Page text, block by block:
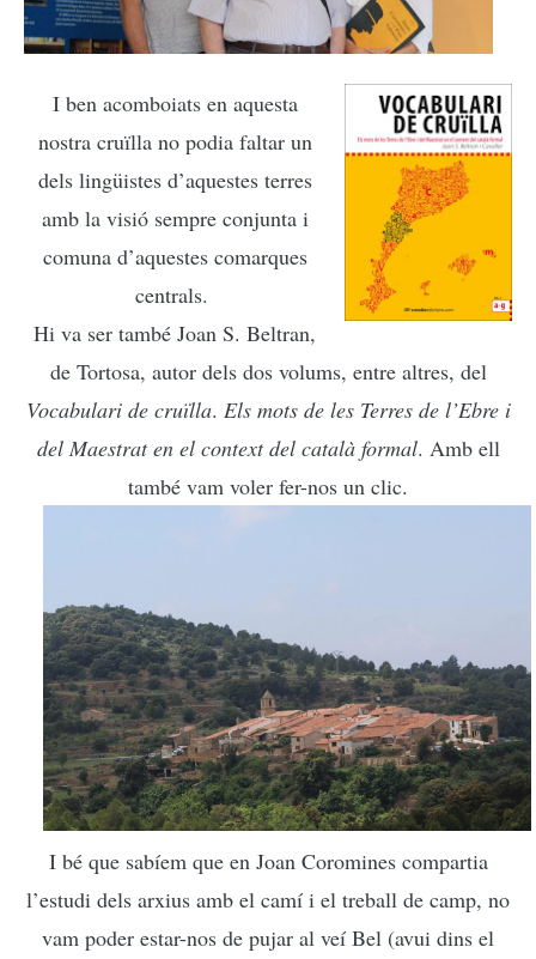
I ben acomboiats en aquesta
nostra cruïlla no podia faltar un
dels lingüistes d’aquestes terres
amb la visió sempre conjunta i
comuna d’aquestes comarques
centrals.
Hi va ser també Joan S. Beltran,
de Tortosa, autor dels dos volums, entre altres, del
Vocabulari de cruïlla. Els mots de les Terres de l’Ebre i
del Maestrat en el context del català formal. Amb ell
també vam voler fer-nos un clic.
I bé que sabíem que en Joan Coromines compartia
l’estudi dels arxius amb el camí i el treball de camp, no
vam poder estar-nos de pujar al veí Bel (avui dins el